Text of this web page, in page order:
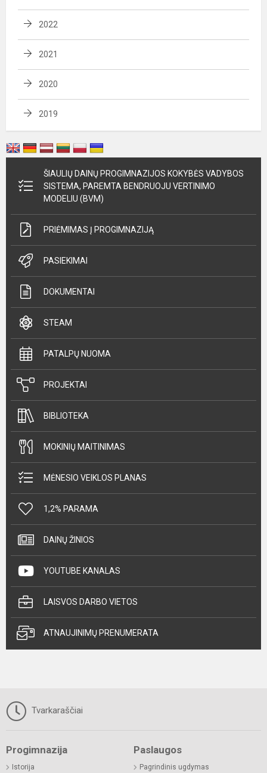
2022
2021
2020
2019
ŠIAULIŲ DAINŲ PROGIMNAZIJOS KOKYBĖS VADYBOS
SISTEMA, PAREMTA BENDRUOJU VERTINIMO
MODELIU (BVM)
PRIĖMIMAS Į PROGIMNAZIJĄ
PASIEKIMAI
DOKUMENTAI
STEAM
PATALPŲ NUOMA
PROJEKTAI
BIBLIOTEKA
MOKINIŲ MAITINIMAS
MĖNESIO VEIKLOS PLANAS
1,2% PARAMA
DAINŲ ŽINIOS
YOUTUBE KANALAS
LAISVOS DARBO VIETOS
ATNAUJINIMŲ PRENUMERATA
Tvarkaraščiai
Progimnazija
Istorija
Paslaugos
Pagrindinis ugdymas